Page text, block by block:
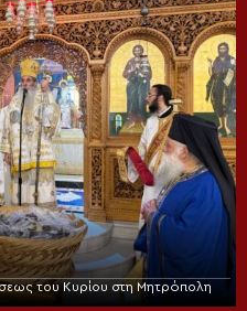
του Κυρίου στη Μητρόπολη